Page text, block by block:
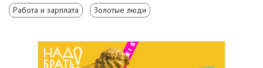
Работа и зарплата Золотые люди